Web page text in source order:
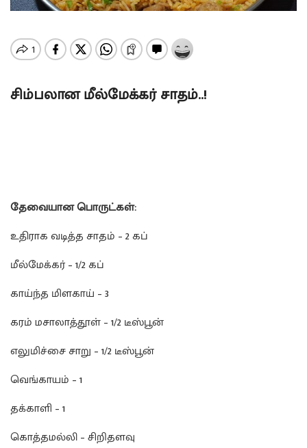
சிம்பலான மீல்மேக்கர் சாதம்..!
தேவையான பொருட்கள்:
உதிராக வடித்த சாதம் – 2 கப்
மீல்மேக்கர் – 1/2 கப்
காய்ந்த மிளகாய் – 3
கரம் மசாலாத்தூள் – 1/2 டீஸ்பூன்
எலுமிச்சை சாறு – 1/2 டீஸ்பூன்
வெங்காயம் – 1
தக்காளி – 1
கொத்தமல்லி – சிறிதளவு